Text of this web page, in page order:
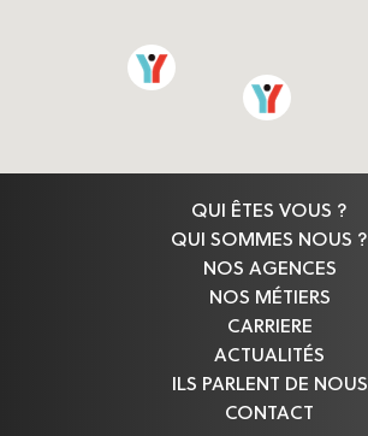
QUI ÊTES VOUS ?
QUI SOMMES NOUS ?
NOS AGENCES
NOS MÉTIERS
CARRIERE
ACTUALITÉS
ILS PARLENT DE NOUS
CONTACT